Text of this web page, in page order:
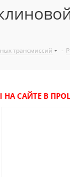
трансмиссий -
НА САЙТЕ В